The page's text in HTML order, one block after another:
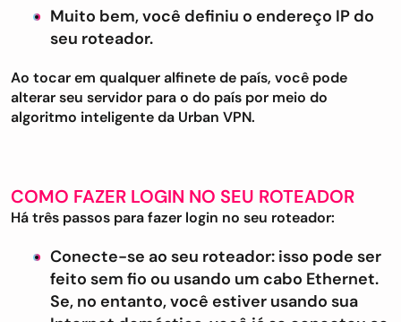
Muito bem, você definiu o endereço IP do
seu roteador.
Ao tocar em qualquer alfinete de país, você pode
alterar seu servidor para o do país por meio do
algoritmo inteligente da Urban VPN.
COMO FAZER LOGIN NO SEU ROTEADOR
Há três passos para fazer login no seu roteador:
Conecte-se ao seu roteador: isso pode ser
feito sem fio ou usando um cabo Ethernet.
Se, no entanto, você estiver usando sua